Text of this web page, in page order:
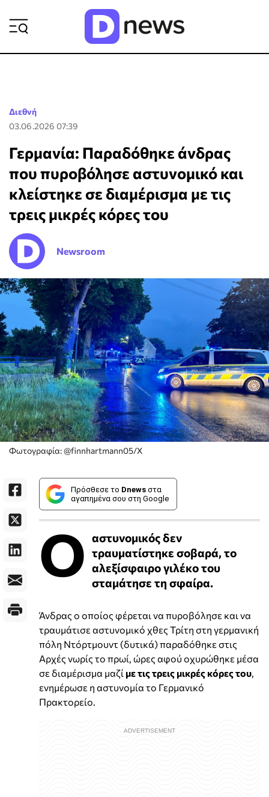
Διεθνή
03.06.2026 07:39
Γερμανία: Παραδόθηκε άνδρας
που πυροβόλησε αστυνομικό και
κλείστηκε σε διαμέρισμα με τις
τρεις μικρές κόρες του
Newsroom
Φωτογραφία: @finnhartmann05/X
Πρόσθεσε το Dnews στα
αγαπημένα σου στη Google
Ο αστυνομικός δεν
τραυματίστηκε σοβαρά, το
αλεξίσφαιρο γιλέκο του
σταμάτησε τη σφαίρα.
Άνδρας ο οποίος φέρεται να πυροβόλησε και να
τραυμάτισε αστυνομικό χθες Τρίτη στη γερμανική
πόλη Ντόρτμουντ (δυτικά) παραδόθηκε στις
Aρχές νωρίς το πρωί, ώρες αφού οχυρώθηκε μέσα
σε διαμέρισμα μαζί με τις τρεις μικρές κόρες του
ενημέρωσε η αστυνομία το Γερμανικό
Πρακτορείο.